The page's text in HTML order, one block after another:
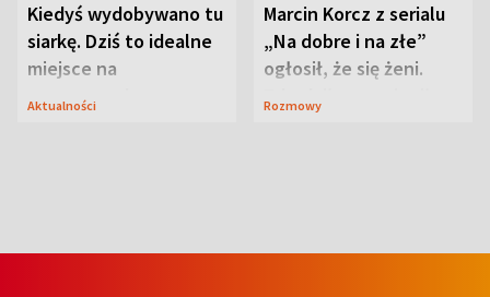
Kiedyś wydobywano tu
siarkę. Dziś to idealne
miejsce na
wypoczynek
Aktualności
Marcin Korcz z serialu
„Na dobre i na złe”
ogłosił, że się żeni.
Zdradził, co zmienił
Rozmowy